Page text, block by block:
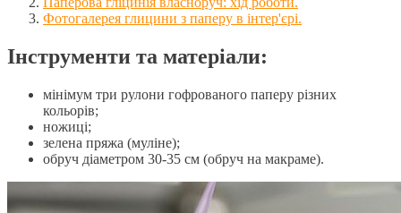
Фотогалерея глицини з паперу в інтер'єрі.
Інструменти та матеріали:
мінімум три рулони гофрованого паперу різних
кольорів;
ножиці;
зелена пряжа (муліне);
обруч діаметром 30-35 см (обруч на макраме).